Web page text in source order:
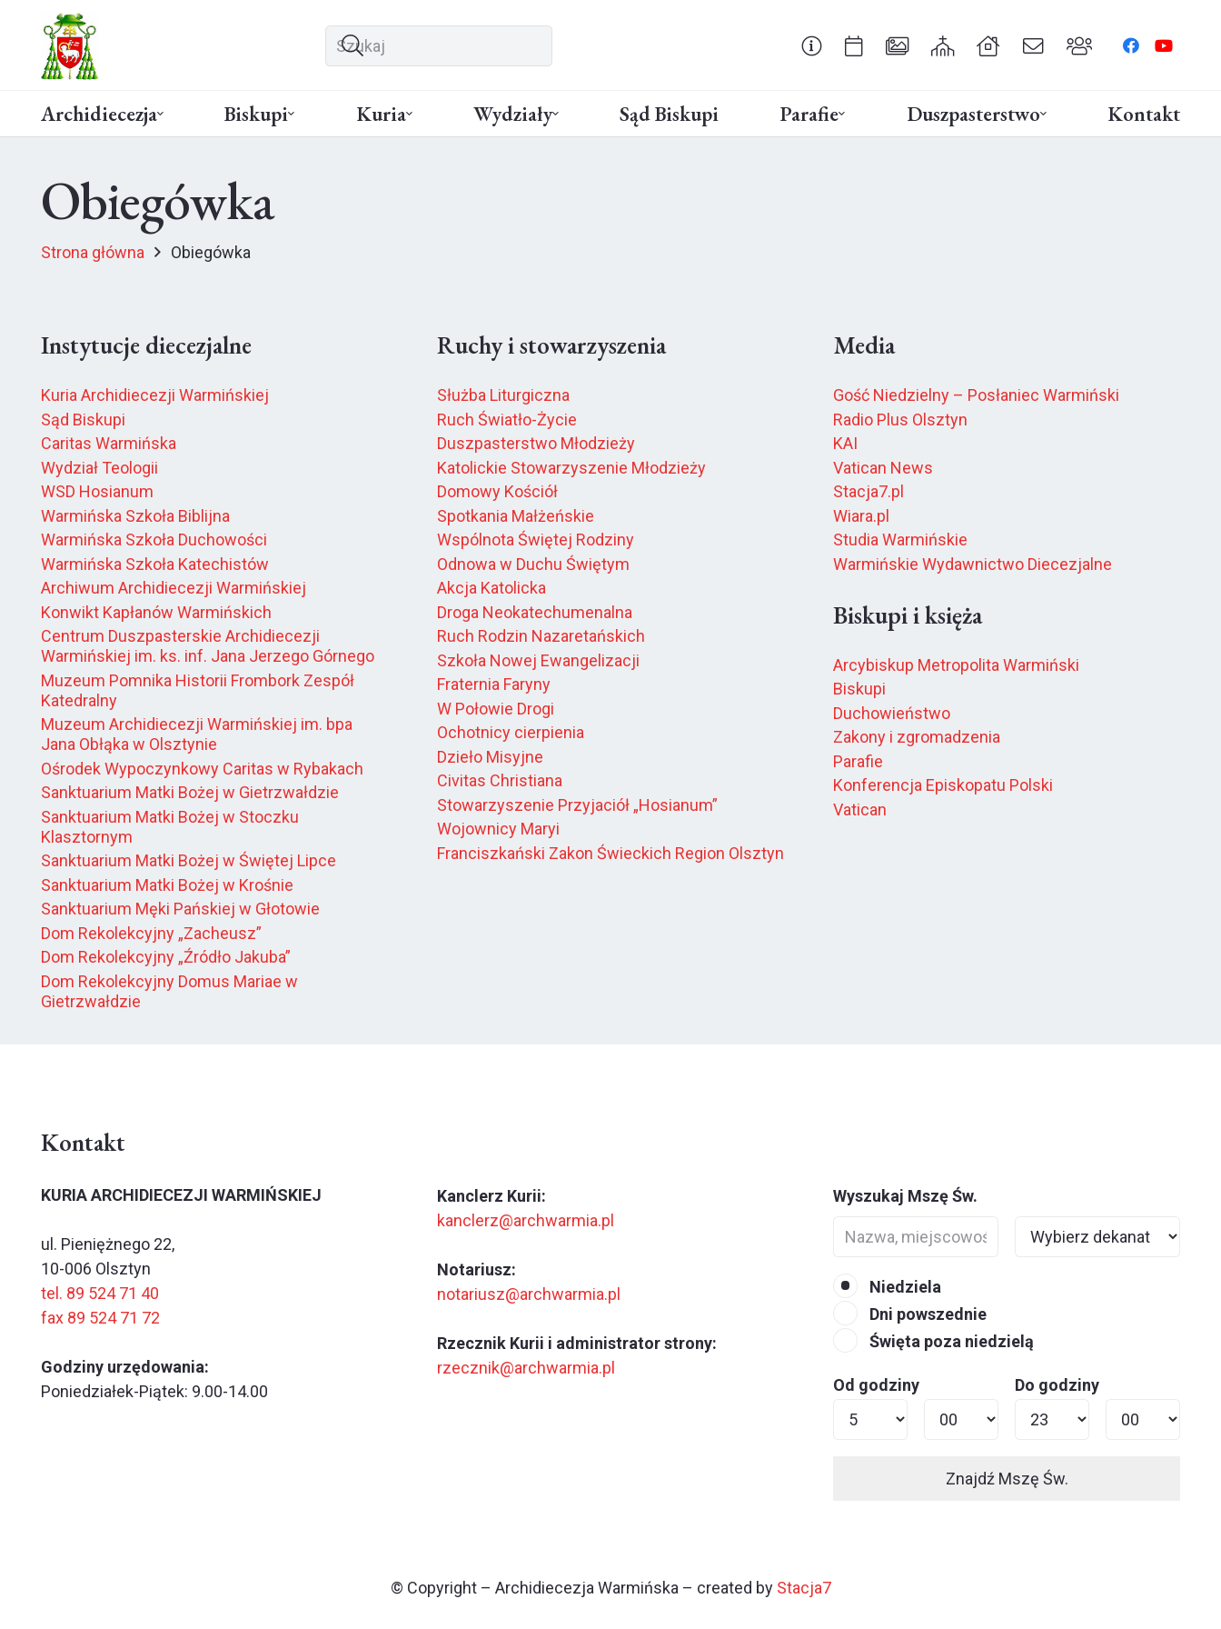
Archidiecezja Biskupi Kuria Wydziały Sąd Biskupi Parafie Duszpasterstwo Kontakt
Obiegówka
Strona główna Obiegówka
Instytucje diecezjalne
Kuria Archidiecezji Warmińskiej
Sąd Biskupi
Caritas Warmińska
Wydział Teologii
WSD Hosianum
Warmińska Szkoła Biblijna
Warmińska Szkoła Duchowości
Warmińska Szkoła Katechistów
Archiwum Archidiecezji Warmińskiej
Konwikt Kapłanów Warmińskich
Centrum Duszpasterskie Archidiecezji
Warmińskiej im. ks. inf. Jana Jerzego Górnego
Muzeum Pomnika Historii Frombork Zespół
Katedralny
Muzeum Archidiecezji Warmińskiej im. bpa
Jana Obłąka w Olsztynie
Ośrodek Wypoczynkowy Caritas w Rybakach
Sanktuarium Matki Bożej w Gietrzwałdzie
Sanktuarium Matki Bożej w Stoczku
Klasztornym
Sanktuarium Matki Bożej w Świętej Lipce
Sanktuarium Matki Bożej w Krośnie
Sanktuarium Męki Pańskiej w Głotowie
Dom Rekolekcyjny „Zacheusz”
Dom Rekolekcyjny „Źródło Jakuba”
Dom Rekolekcyjny Domus Mariae w
Gietrzwałdzie
Ruchy i stowarzyszenia
Służba Liturgiczna
Ruch Światło-Życie
Duszpasterstwo Młodzieży
Katolickie Stowarzyszenie Młodzieży
Domowy Kościół
Spotkania Małżeńskie
Wspólnota Świętej Rodziny
Odnowa w Duchu Świętym
Akcja Katolicka
Droga Neokatechumenalna
Ruch Rodzin Nazaretańskich
Szkoła Nowej Ewangelizacji
Fraternia Faryny
W Połowie Drogi
Ochotnicy cierpienia
Dzieło Misyjne
Civitas Christiana
Stowarzyszenie Przyjaciół „Hosianum”
Wojownicy Maryi
Franciszkański Zakon Świeckich Region Olsztyn
Media
Gość Niedzielny – Posłaniec Warmiński
Radio Plus Olsztyn
KAI
Vatican News
Stacja7.pl
Wiara.pl
Studia Warmińskie
Warmińskie Wydawnictwo Diecezjalne
Biskupi i księża
Arcybiskup Metropolita Warmiński
Biskupi
Duchowieństwo
Zakony i zgromadzenia
Parafie
Konferencja Episkopatu Polski
Vatican
Kontakt
KURIA ARCHIDIECEZJI WARMIŃSKIEJ
ul. Pieniężnego 22,
10-006 Olsztyn
tel. 89 524 71 40
fax 89 524 71 72
Godziny urzędowania:
Poniedziałek-Piątek: 9.00-14.00
Kanclerz Kurii:
kanclerz@archwarmia.pl
Notariusz:
notariusz@archwarmia.pl
Rzecznik Kurii i administrator strony:
rzecznik@archwarmia.pl
Wyszukaj Mszę Św.
Niedziela
Dni powszednie
Święta poza niedzielą
Od godziny Do godziny
Znajdź Mszę Św.
© Copyright – Archidiecezja Warmińska – created by Stacja7